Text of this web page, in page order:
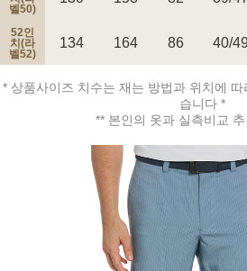
벨50)
52인
치(라
벨52)
134 164 86 40/49
* 상품사이즈 치수는 재는 방법과 위치에
습니다 *
** 본인의 옷과 실측비교